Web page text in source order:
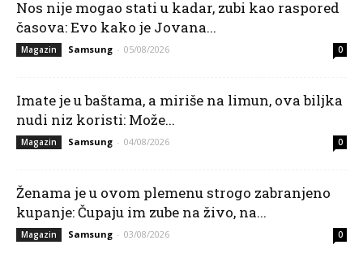
Nos nije mogao stati u kadar, zubi kao raspored
časova: Evo kako je Jovana...
Magazin Samsung - 05/08/2026 0
Imate je u baštama, a miriše na limun, ova biljka
nudi niz koristi: Može...
Magazin Samsung - 04/08/2026 0
Ženama je u ovom plemenu strogo zabranjeno
kupanje: Čupaju im zube na živo, na...
Magazin Samsung - 03/08/2026 0